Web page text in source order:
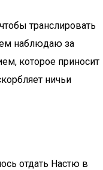
транслировать
наблюдаю за
которое приносит
ничьи
отдать Настю в